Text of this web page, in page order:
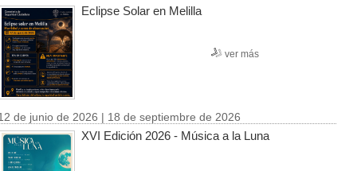
Eclipse Solar en Melilla
ver más
de junio de 2026 | 18 de septiembre de 2026
XVI Edición 2026 - Música a la Luna